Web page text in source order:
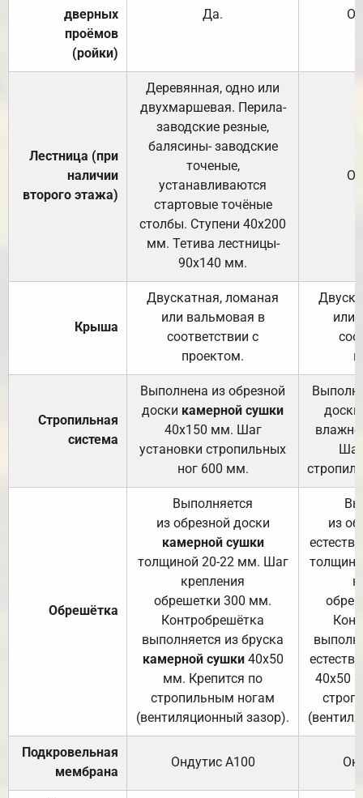
дверных
проёмов
(ройки)
Да.
Лестница (при
наличии
второго этажа)
Деревянная, одно или
двухмаршевая. Перила-
заводские резные,
балясины- заводские
точеные,
устанавливаются
стартовые точёные
столбы. Ступени 40х200
мм. Тетива лестницы-
90х140 мм.
Крыша
Двускатная, ломаная
или вальмовая в
соответствии с
проектом.
или
Стропильная
система
Выполнена из обрезной
доски камерной сушки
40х150 мм. Шаг
установки стропильных
ног 600 мм.
доски
Обрешётка
Выполняется
из обрезной доски
камерной сушки
толщиной 20-22 мм. Шаг
крепления
обрешетки 300 мм.
Контробрешётка
выполняется из бруска
камерной сушки40х50
мм. Крепится по
стропильным ногам
(вентиляционный зазор).
из
40х50
Подкровельная
мембрана
Ондутис А100